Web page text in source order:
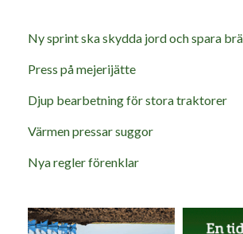
Ny sprint ska skydda jord och spara
Press på mejerijätte
Djup bearbetning för stora traktorer
Värmen pressar suggor
Nya regler förenklar